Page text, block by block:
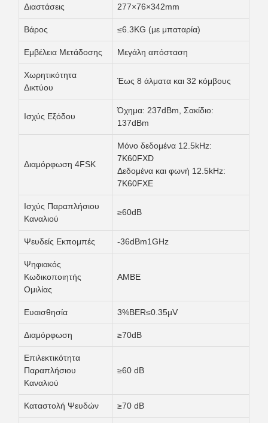
Διαστάσεις 277×76×342mm
Βάρος ≤6.3KG (με μπαταρία)
Εμβέλεια Μετάδοσης Μεγάλη απόσταση
Χωρητικότητα
Δικτύου
Έως 8 άλματα και 32 κόμβους
Ισχύς Εξόδου
Όχημα: 237dBm, Σακίδιο:
137dBm
Διαμόρφωση 4FSK
Μόνο δεδομένα 12.5kHz:
7K60FXD
Δεδομένα και φωνή 12.5kHz:
7K60FXE
Ισχύς Παραπλήσιου
Καναλιού
≥60dB
Ψευδείς Εκπομπές -36dBm1GHz
Ψηφιακός
Κωδικοποιητής
Ομιλίας
AMBE
Ευαισθησία 3%BER≤0.35µV
Διαμόρφωση ≥70dB
Επιλεκτικότητα
Παραπλήσιου
Καναλιού
≥60 dB
Καταστολή Ψευδών ≥70 dB